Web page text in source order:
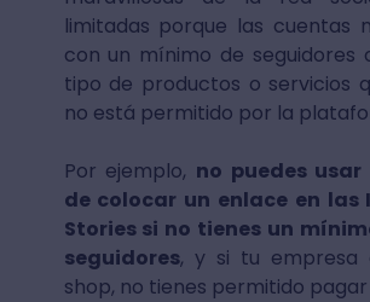
limitadas porque las cuentas
con un mínimo de seguidores
tipo de productos o servicios
no está permitido por la
Por ejemplo, no puedes
de colocar un enlace en las
Stories si no tienes un
seguidores, y si tu empresa
shop, no tienes permitido pagar